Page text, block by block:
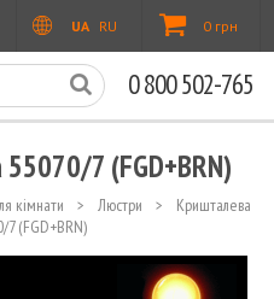
0 грн
UA RU
0 800 502-765
7 (FGD+BRN)
кімнати > Люстри >
Кришталева
7 (FGD+BRN)